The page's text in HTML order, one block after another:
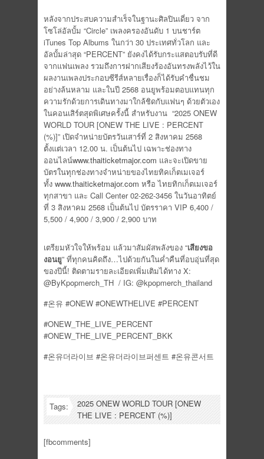
หลังจากประสบความสำเร็จในฐานะศิลปินเดี่ยว จาก
โซโล่อัลบั้ม “Circle” เพลงครองอันดับ 1 บนชาร์ต
iTunes Top Albums ในกว่า 30 ประเทศทั่วโลก และ
อัลบั้มล่าสุด “PERCENT” ยังคงได้รับกระแสตอบรับที่ดี
จากแฟนเพลง รวมถึงการฝากเสียงร้องอันทรงพลังไว้ใน
ผลงานเพลงประกอบซีรีส์หลายเรื่องก็ได้รับคำชื่นชม
อย่างล้นหลาม และในปี 2568 อนยูพร้อมตอบแทนทุก
ความรักด้วยการเดินทางมาใกล้ชิดกับแฟนๆ ด้วยตัวเอง
ในคอนเสิร์ตสุดพิเศษครั้งนี้ สำหรับงาน “2025 ONEW
WORLD TOUR [ONEW THE LIVE : PERCENT
(%)]” เปิดจำหน่ายบัตรวันเสาร์ที่ 2 สิงหาคม 2568
ตั้งแต่เวลา 12.00 น. เป็นต้นไป เฉพาะช่องทาง
ออนไลน์www.thaiticketmajor.com และจะเปิดขาย
บัตรในทุกช่องทางจำหน่ายของไทยทิคเก็ตเมเจอร์
ทั้ง www.thaiticketmajor.com หรือ ไทยทิกเก็ตเมเจอร์
ทุกสาขา และ Call Center 02-262-3456 ในวันอาทิตย์
ที่ 3 สิงหาคม 2568 เป็นต้นไป บัตรราคา VIP 6,400 /
5,500 / 4,900 / 3,900 / 2,900 บาท
เตรียมหัวใจให้พร้อม แล้วมาสัมผัสพลังของ “เสียงขอ
งอนยู” ที่ทุกคนคิดถึง…ไปด้วยกันในค่ำคืนที่อบอุ่นที่สุด
ของปีนี้! ติดตามรายละเอียดเพิ่มเติมได้ทาง X:
@ByKpopmerch_TH / IG: @kpopmerch_thailand
#온유 #ONEW #ONEWTHELIVE #PERCENT
#ONEW_THE_LIVE_PERCENT
#ONEW_THE_LIVE_PERCENT_BKK
#온유더라이브 #온유더라이브퍼센트 #온유콘서트
Tags:
2025 ONEW WORLD TOUR [ONEW
THE LIVE : PERCENT (%)]
[fbcomments]